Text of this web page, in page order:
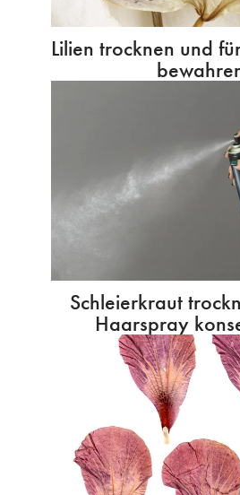
Lilien trocknen und
Schleierkraut
Haarspray